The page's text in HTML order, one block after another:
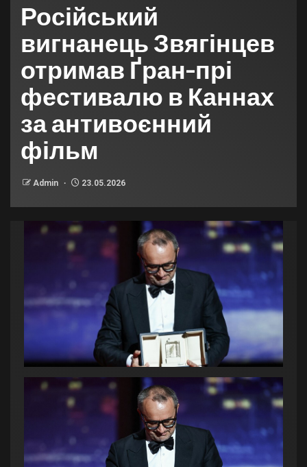
Російський
вигнанець Звягінцев
отримав Ґран-прі
фестивалю в Каннах
за антивоєнний
фільм
Admin 23.05.2026